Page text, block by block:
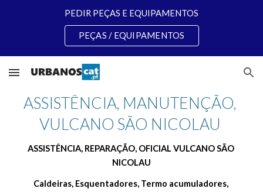
PEDIR PEÇAS E EQUIPAMENTOS
PEÇAS / EQUIPAMENTOS
ASSISTÊNCIA, MANUTENÇÃO,
VULCANO SÃO NICOLAU
ASSISTÊNCIA, REPARAÇÃO, OFICIAL VULCANO SÃO
NICOLAU
Caldeiras, Esquentadores, Termo acumuladores,